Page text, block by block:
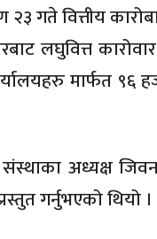
गते वित्तीय
लघुवित्त
मार्फत ९६
अध्यक्ष
गर्नुभएको थियो ।